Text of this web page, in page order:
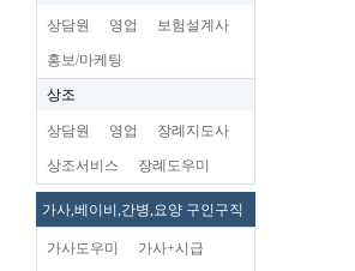
상담원 영업 보험설계사
홍보/마케팅
상조
상담원 영업 장례지도사
상조서비스 장례도우미
가사,베이비,간병,요양 구인구직
가사도우미 가사+시급